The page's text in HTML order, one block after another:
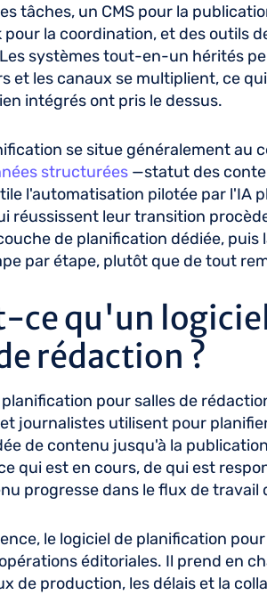
tâches, un CMS pour la
pour la coordination, et des outils
systèmes tout-en-un hérités
et les canaux se multiplient, ce
intégrés ont pris le dessus.
se situe généralement au
structurées—statut des
l'automatisation pilotée par l'IA
réussissent leur transition
de planification dédiée,
par étape, plutôt que de tout
ce qu'un
rédaction ?
pour salles de
journalistes utilisent pour
de contenu jusqu'à la
qui est en cours, de qui est
progresse dans le flux de travail
le logiciel de planification
éditoriales. Il prend en
de production, les délais et la